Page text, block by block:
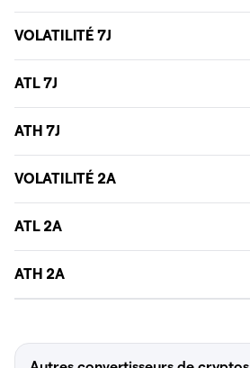
VOLATILITÉ 7J
ATL 7J
ATH 7J
VOLATILITÉ 2A
ATL 2A
ATH 2A